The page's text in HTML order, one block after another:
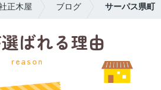
正木屋 ブログ サーパス県町
ばれる理由
reason